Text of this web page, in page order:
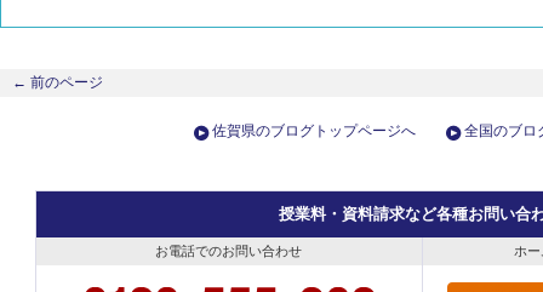
← 前のページ
佐賀県のブログトップページへ 全国のブロ
授業料・資料請求など各種お問い合
お電話でのお問い合わせ ホ